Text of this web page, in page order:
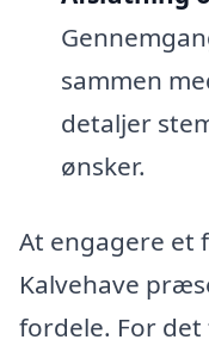
sammen
detaljer
ønsker.
At engagere et
Kalvehave
fordele. For